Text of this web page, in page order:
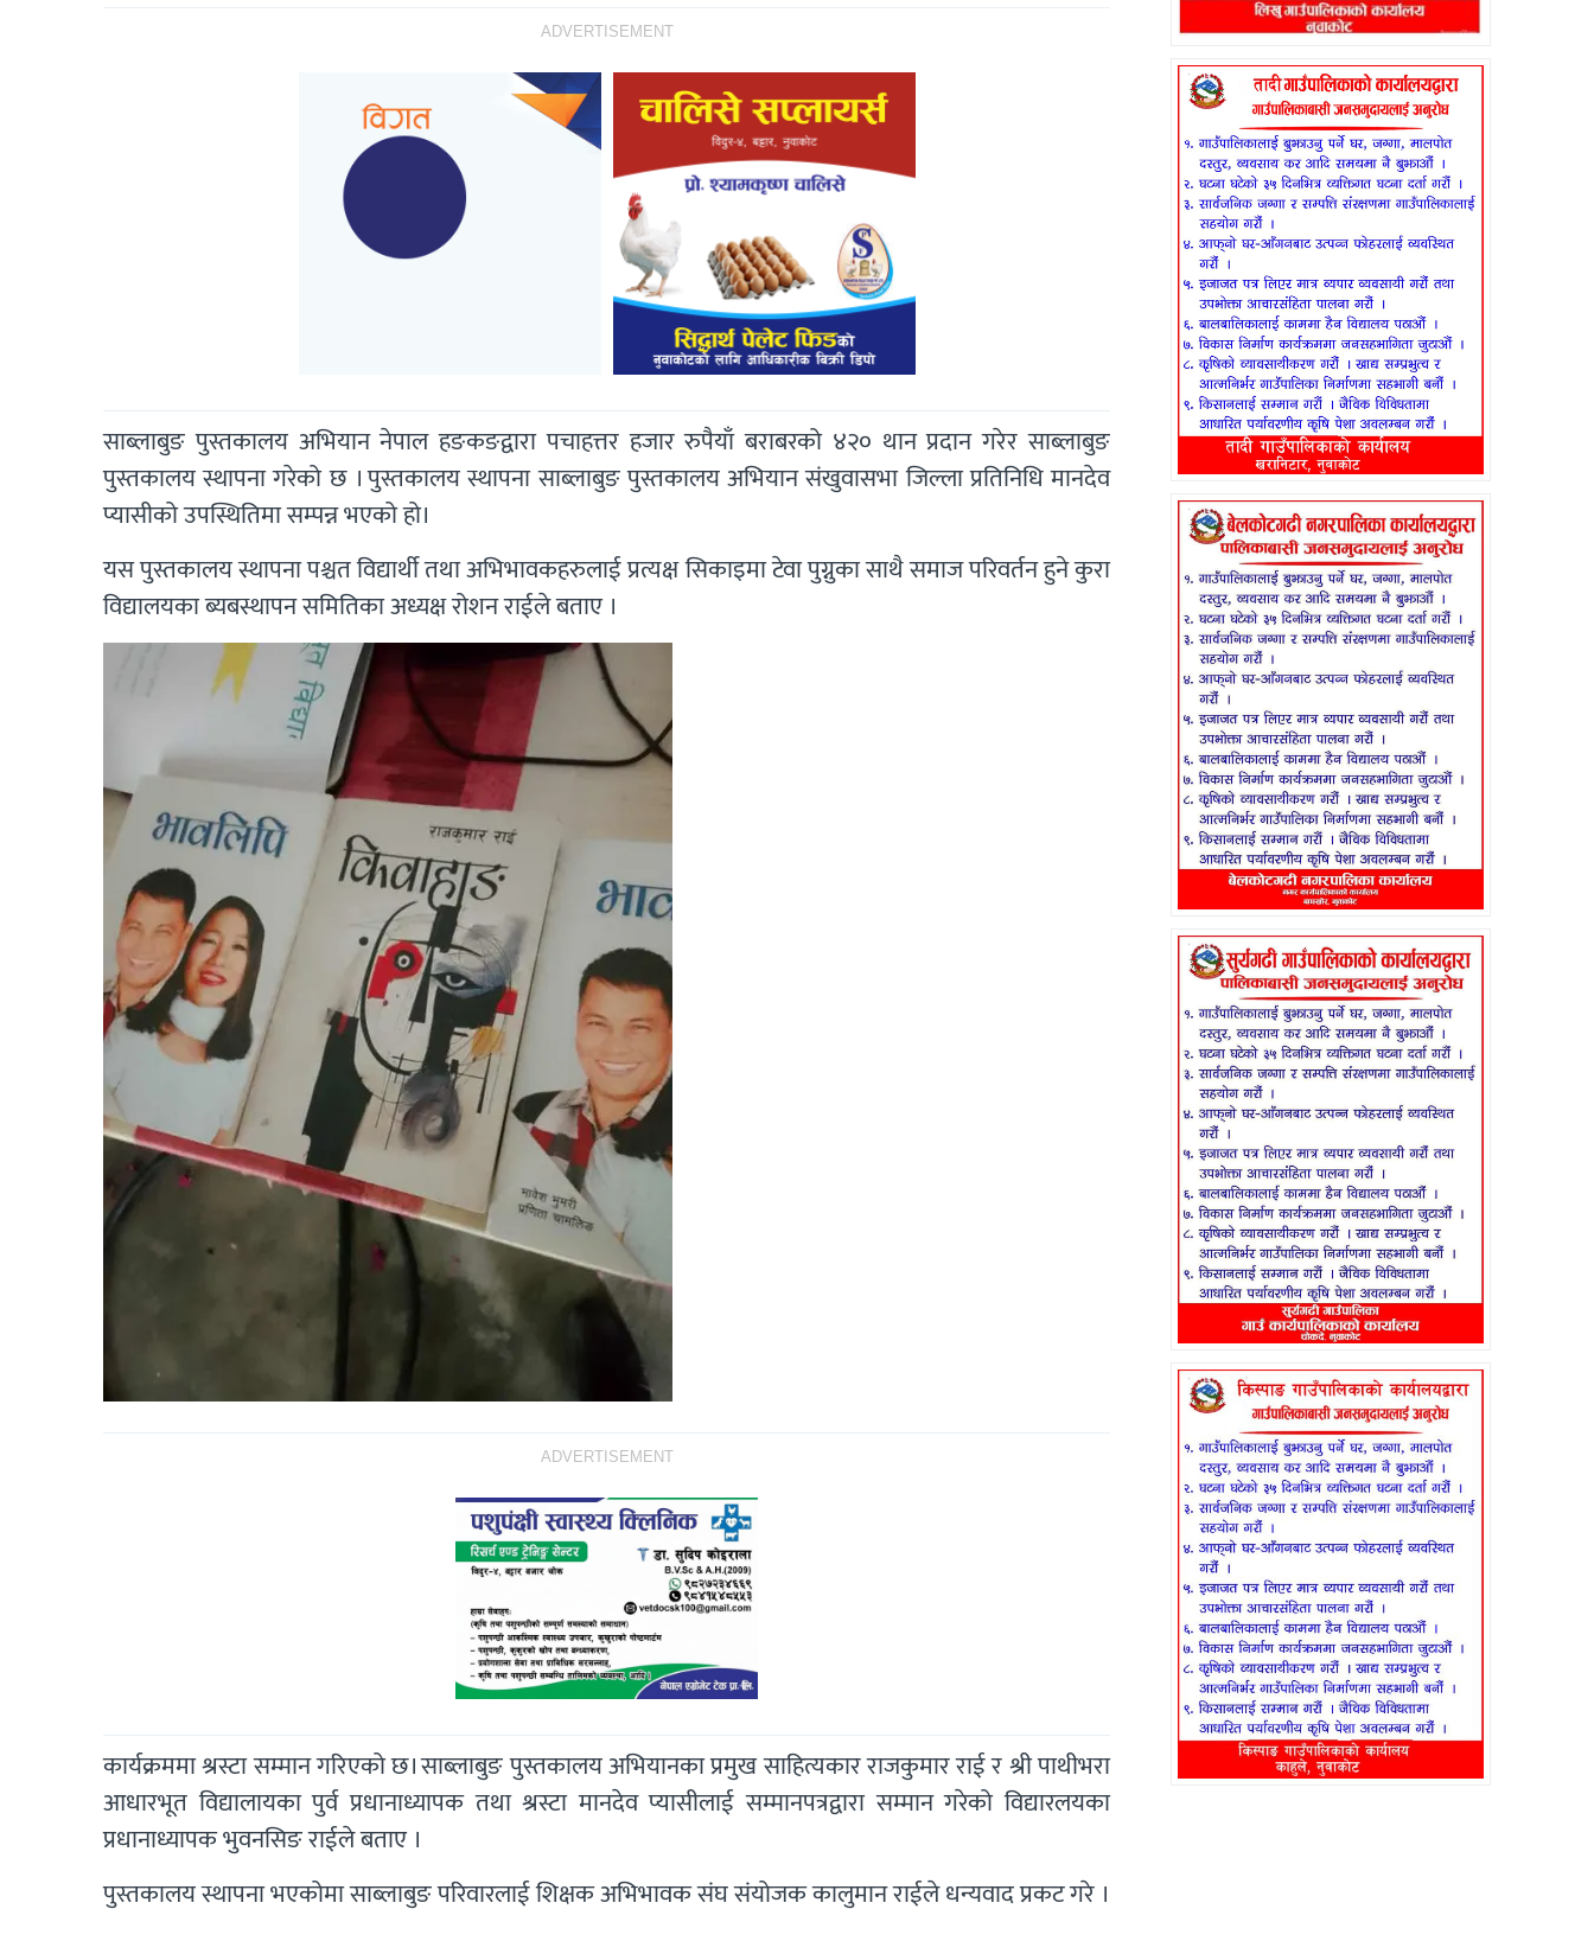
ADVERTISEMENT
साब्लाबुङ पुस्तकालय अभियान नेपाल हङकङद्वारा पचाहत्तर हजार रुपैयाँ बराबरको ४२० थान प्रदान गरेर साब्लाबुङ
पुस्तकालय स्थापना गरेको छ । पुस्तकालय स्थापना साब्लाबुङ पुस्तकालय अभियान संखुवासभा जिल्ला प्रतिनिधि मानदेव
प्यासीको उपस्थितिमा सम्पन्न भएको हो।
यस पुस्तकालय स्थापना पश्चत विद्यार्थी तथा अभिभावकहरुलाई प्रत्यक्ष सिकाइमा टेवा पुग्नुका साथै समाज परिवर्तन हुने कुरा
विद्यालयका ब्यबस्थापन समितिका अध्यक्ष रोशन राईले बताए ।
ADVERTISEMENT
कार्यक्रममा श्रस्टा सम्मान गरिएको छ। साब्लाबुङ पुस्तकालय अभियानका प्रमुख साहित्यकार राजकुमार राई र श्री पाथीभरा
आधारभूत विद्यालायका पुर्व प्रधानाध्यापक तथा श्रस्टा मानदेव प्यासीलाई सम्मानपत्रद्वारा सम्मान गरेको विद्यारलयका
प्रधानाध्यापक भुवनसिङ राईले बताए ।
पुस्तकालय स्थापना भएकोमा साब्लाबुङ परिवारलाई शिक्षक अभिभावक संघ संयोजक कालुमान राईले धन्यवाद प्रकट गरे ।